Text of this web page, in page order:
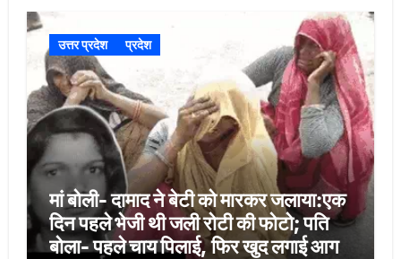
उत्तर प्रदेश प्रदेश
मां बोली- दामाद ने बेटी को मारकर जलाया:एक
दिन पहले भेजी थी जली रोटी की फोटो; पति
बोला- पहले चाय पिलाई, फिर खुद लगाई आग